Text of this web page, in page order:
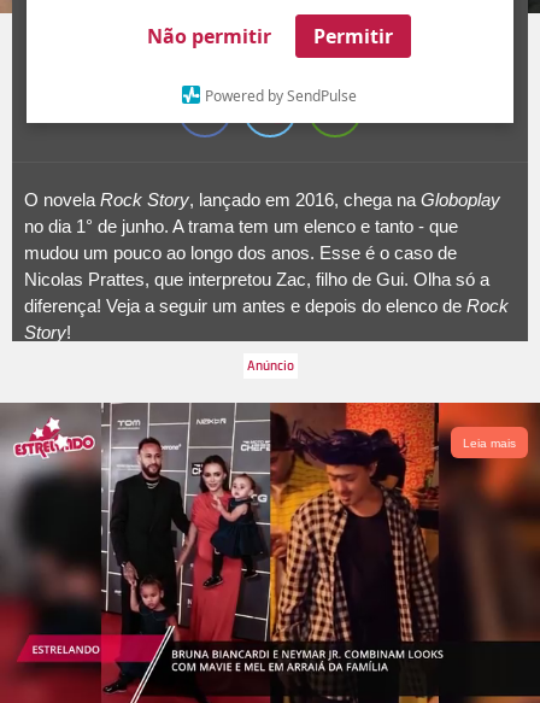
Não permitir Permitir
Powered by SendPulse
1/9
O novela Rock Story, lançado em 2016, chega na Globoplay
no dia 1° de junho. A trama tem um elenco e tanto - que
mudou um pouco ao longo dos anos. Esse é o caso de
Nicolas Prattes, que interpretou Zac, filho de Gui. Olha só a
diferença! Veja a seguir um antes e depois do elenco de Rock
Story!
Leia mais